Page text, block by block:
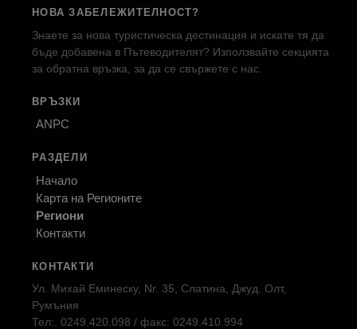
НОВА ЗАБЕЛЕЖИТЕЛНОСТ?
Знаете за нова туристическа дестинация и искате тя да
бъде добавена в Пътеводителят? Използвайте секцията
за обратна връзка, за да се свържете с нас.
ВРЪЗКИ
ANPC
РАЗДЕЛИ
Начало
Карта на Регионите
Региони
Контакти
КОНТАКТИ
Ул. Михай Еминеску, Nr. 35, Слатина, Джуд. Олт,
Румъния
Тел:. 0249.420.098 / факс: 0249.410.994